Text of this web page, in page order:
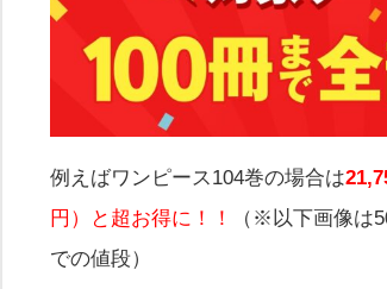
例えばワンピース104巻の場合は
円）と超お得に！！
（※以下画像は
での値段）